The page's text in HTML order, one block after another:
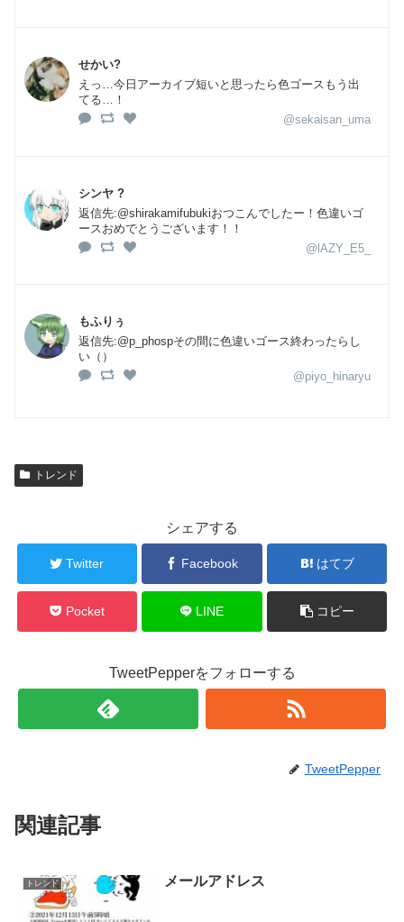
せかい?
えっ…今日アーカイブ短いと思ったら色ゴースもう出
てる…！
@sekaisan_uma
シンヤ ?
返信先:@shirakamifubukiおつこんでしたー！色違いゴ
ースおめでとうございます！！
@lAZY_E5_
もふりぅ
返信先:@p_phospその間に色違いゴース終わったらし
い（）
@piyo_hinaryu
トレンド
シェアする
Twitter Facebook はてブ
Pocket LINE コピー
TweetPepperをフォローする
TweetPepper
関連記事
トレンド メールアドレス